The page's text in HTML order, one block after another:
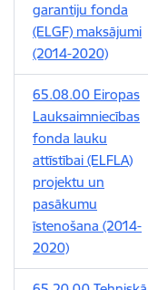
garantiju fonda
(ELGF) maksājumi
(2014-2020)
65.08.00 Eiropas
Lauksaimniecības
fonda lauku
attīstībai (ELFLA)
projektu un
pasākumu
īstenošana (2014-
2020)